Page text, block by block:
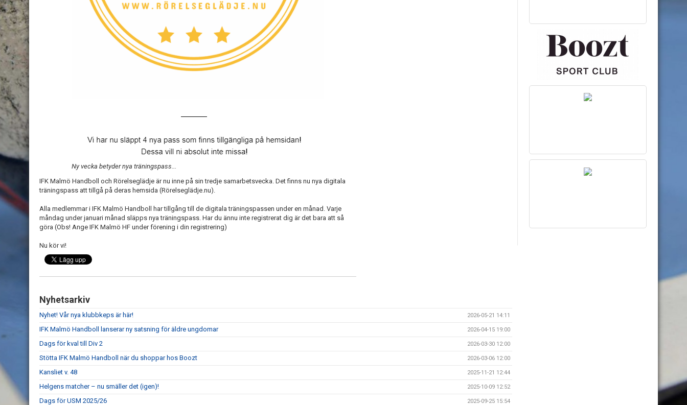
Ny vecka betyder nya träningspass...
IFK Malmö Handboll och Rörelseglädje är nu inne på sin tredje samarbetsvecka. Det finns nu nya digitala
träningspass att tillgå på deras hemsida (Rörelseglädje.nu).
Alla medlemmar i IFK Malmö Handboll har tillgång till de digitala träningspassen under en månad. Varje
måndag under januari månad släpps nya träningspass. Har du ännu inte registrerat dig är det bara att så
göra (Obs! Ange IFK Malmö HF under förening i din registrering)
Nu kör vi!
Nyhetsarkiv
Nyhet! Vår nya klubbkeps är här! 2026-05-21 14:11
IFK Malmö Handboll lanserar ny satsning för äldre ungdomar 2026-04-15 19:00
Dags för kval till Div 2 2026-03-30 12:00
Stötta IFK Malmö Handboll när du shoppar hos Boozt 2026-03-06 12:00
Kansliet v. 48 2025-11-21 12:44
Helgens matcher – nu smäller det (igen)! 2025-10-09 12:52
Dags för USM 2025/26 2025-09-25 15:54